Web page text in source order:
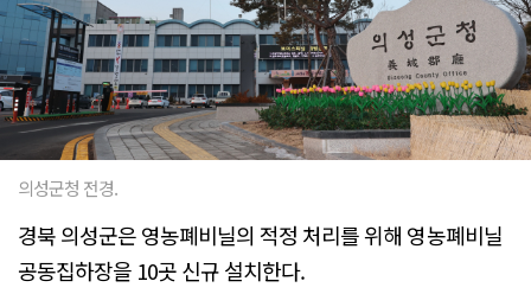
의성군청 전경.
경북 의성군은 영농폐비닐의 적정 처리를 위해 영농폐비닐
공동집하장을 10곳 신규 설치한다.